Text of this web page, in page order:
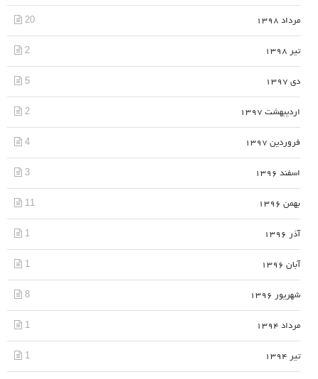
مرداد 1398 20
تیر 1398 2
دی 1397 5
اردیبهشت 1397 2
فروردین 1397 4
اسفند 1396 3
بهمن 1396 11
آذر 1396 1
آبان 1396 1
شهریور 1396 8
مرداد 1394 1
تیر 1394 1